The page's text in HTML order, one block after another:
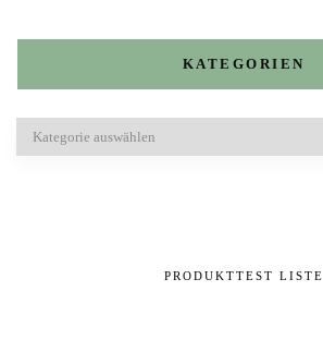
KATEGORIEN
PRODUKTTEST LISTE